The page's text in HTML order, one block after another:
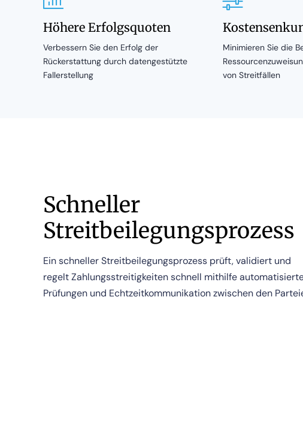
Höhere Erfolgsquoten
Verbessern Sie den Erfolg der
Rückerstattung durch datengestützte
Fallerstellung
Minimieren Sie die
von Streitfällen
Schneller
Streitbeilegungsprozess
Ein schneller Streitbeilegungsprozess prüft, validiert und
regeltZahlungsstreitigkeiten schnell mithilfe
Prüfungen und Echtzeitkommunikationzwischen den